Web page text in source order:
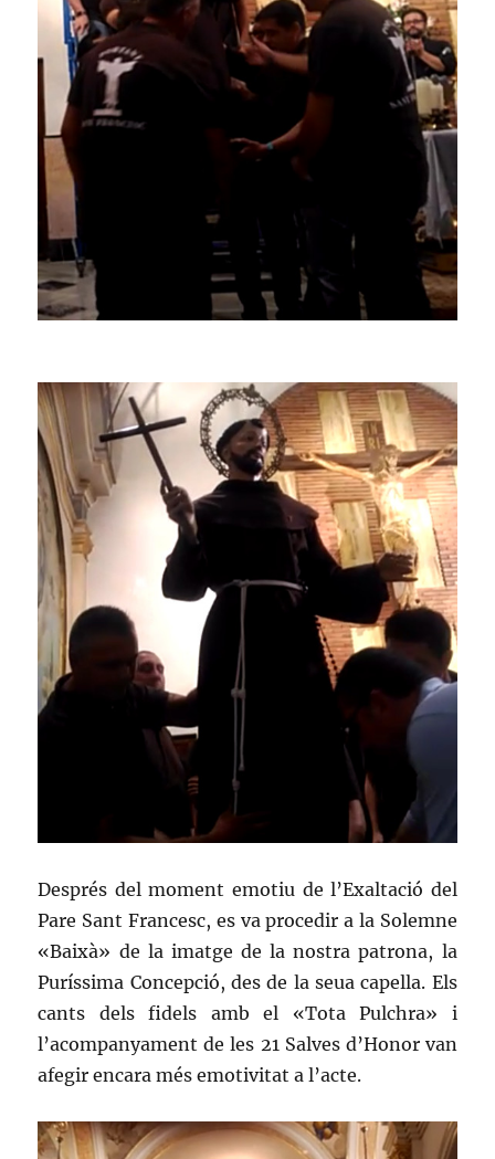
Després del moment emotiu de l’Exaltació del
Pare Sant Francesc, es va procedir a la Solemne
«Baixà» de la imatge de la nostra patrona, la
Puríssima Concepció, des de la seua capella. Els
cants dels fidels amb el «Tota Pulchra» i
l’acompanyament de les 21 Salves d’Honor van
afegir encara més emotivitat a l’acte.